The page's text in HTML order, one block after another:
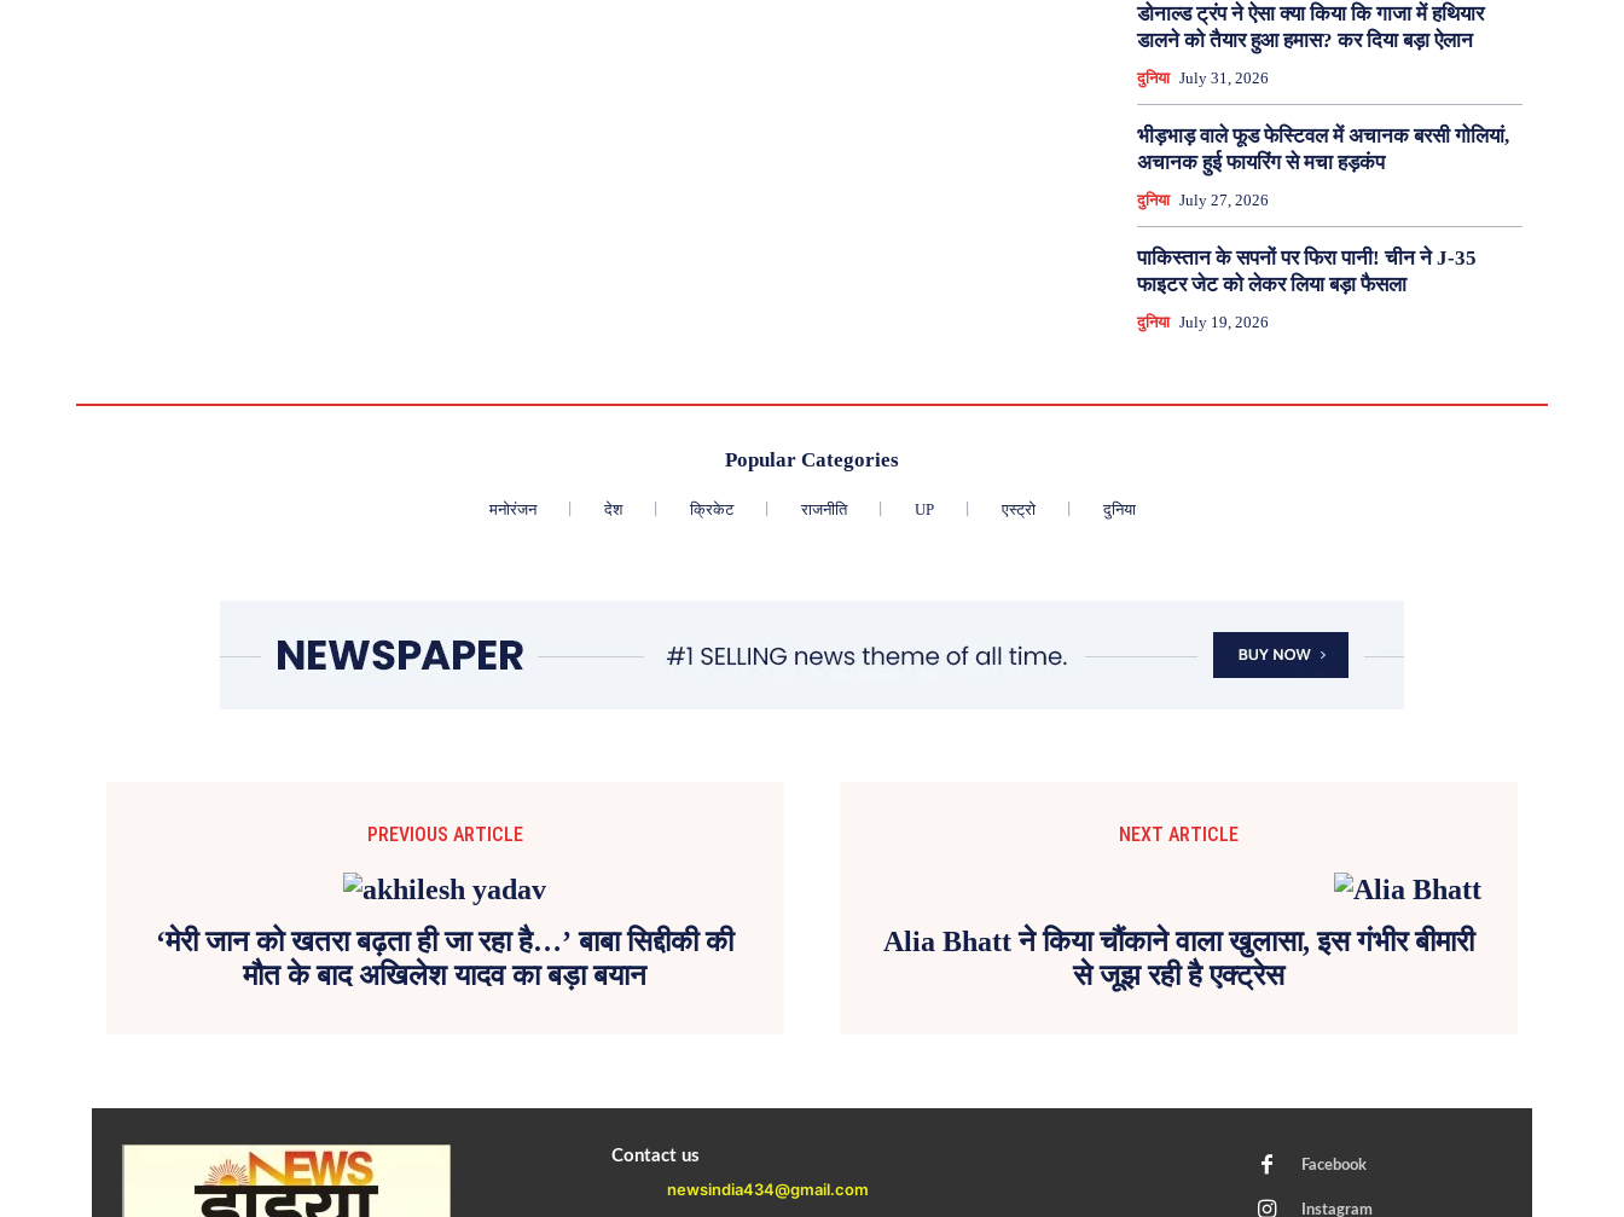
डोनाल्ड ट्रंप ने ऐसा क्या किया कि गाजा में हथियार
डालने को तैयार हुआ हमास? कर दिया बड़ा ऐलान
दुनिया July 31, 2026
भीड़भाड़ वाले फूड फेस्टिवल में अचानक बरसी गोलियां,
अचानक हुई फायरिंग से मचा हड़कंप
दुनिया July 27, 2026
पाकिस्तान के सपनों पर फिरा पानी! चीन ने J-35
फाइटर जेट को लेकर लिया बड़ा फैसला
दुनिया July 19, 2026
Popular Categories
मनोरंजन देश क्रिकेट राजनीति UP एस्ट्रो दुनिया
PREVIOUS ARTICLE
‘मेरी जान को खतरा बढ़ता ही जा रहा है…’ बाबा सिद्दीकी की
मौत के बाद अखिलेश यादव का बड़ा बयान
NEXT ARTICLE
Alia Bhatt ने किया चौंकाने वाला खुलासा, इस गंभीर बीमारी
से जूझ रही है एक्ट्रेस
Contact us
newsindia434@gmail.com
Facebook
Instagram